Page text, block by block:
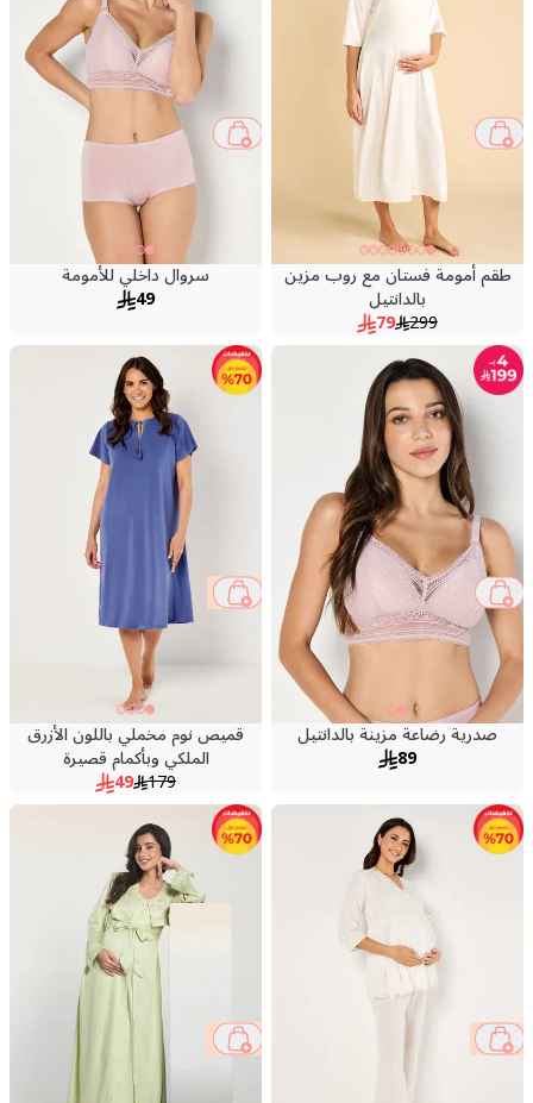
طقم أمومة فستان مع روب مزين
بالدانتيل
299
79
74 %
سروال داخلي للأمومة
49
صدرية رضاعة مزينة بالدانتيل
89
قميص نوم مخملي باللون الأزرق
الملكي وبأكمام قصيرة
179
49
73 %
57 %
60 %